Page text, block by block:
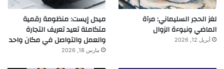
لغز الحجر السليماني: مرآة
الماضي ونبوءة الزوال
أبريل 12, 2026
ميدل إيست: منظومة رقمية
متكاملة تعيد تعريف التجارة
والعمل والتواصل في مكان واحد
مارس 18, 2026